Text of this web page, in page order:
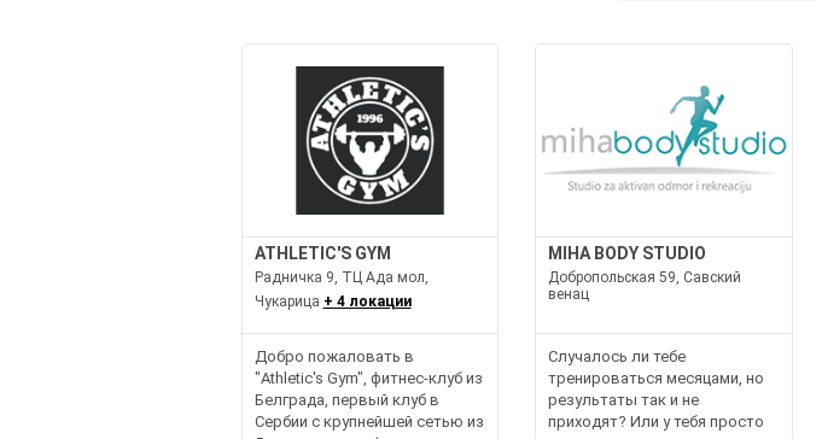
ATHLETIC'S GYM
Радничка 9, ТЦ Ада мол,
Чукарица + 4 локации
Добро пожаловать в
"Athletic's Gym", фитнес-клуб из
Белграда, первый клуб в
Сербии с крупнейшей сетью из
MIHA BODY STUDIO
Добропольская 59, Савский
венац
Случалось ли тебе
тренироваться месяцами, но
результаты так и не
приходят? Или у тебя просто